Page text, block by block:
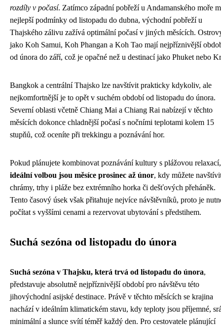
rozdíly v počasí. Zatímco západní pobřeží u Andamanského moře
nejlepší podmínky od listopadu do dubna, východní pobřeží u
Thajského zálivu zažívá optimální počasí v jiných měsících.
jako Koh Samui, Koh Phangan a Koh Tao mají nejpříznivější
od února do září, což je opačné než u destinací jako Phuket nebo
Bangkok a centrální Thajsko lze navštívit prakticky kdykoliv, ale
nejkomfortnější je to opět v suchém období od listopadu do února.
Severní oblasti včetně Chiang Mai a Chiang Rai nabízejí v těchto
měsících dokonce chladnější počasí s nočními teplotami kolem 15
stupňů, což oceníte při trekkingu a poznávání hor.
Pokud plánujete kombinovat poznávání kultury s plážovou relaxací,
ideální volbou jsou měsíce prosinec až únor, kdy můžete
chrámy, trhy i pláže bez extrémního horka či dešťových přeháněk.
Tento časový úsek však přitahuje nejvíce návštěvníků, proto je
počítat s vyššími cenami a rezervovat ubytování s předstihem.
Suchá sezóna od listopadu do února
Suchá sezóna v Thajsku, která trvá od listopadu do února,
představuje absolutně nejpříznivější období pro návštěvu této
jihovýchodní asijské destinace. Právě v těchto měsících se krajina
nachází v ideálním klimatickém stavu, kdy teploty jsou příjemné,
minimální a slunce svítí téměř každý den. Pro cestovatele plánující